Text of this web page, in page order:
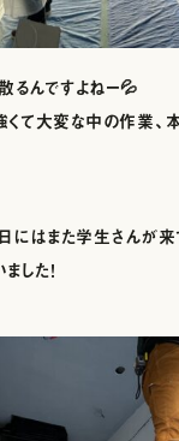
るんですよねー💦
て大変な中の作業、
にはまた学生さんが来
した！